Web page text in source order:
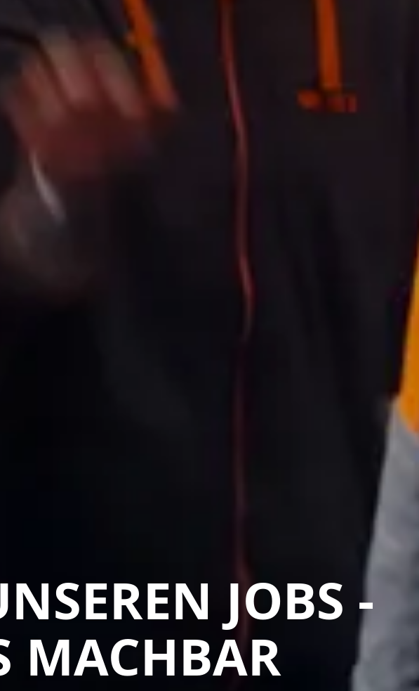
JOBS -
MACHBAR